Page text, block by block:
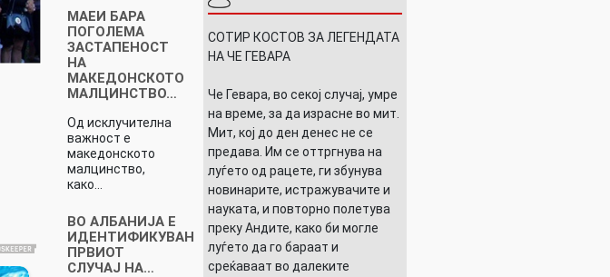
МАЕИ БАРА
ПОГОЛЕМА
ЗАСТАПЕНОСТ
НА
МАКЕДОНСКОТО
МАЛЦИНСТВО…
Од исклучителна
важност е
македонското
малцинство,
како…
ВО АЛБАНИЈА Е
ИДЕНТИФИКУВАН
ПРВИОТ
СЛУЧАЈ НА…
СОТИР КОСТОВ ЗА ЛЕГЕНДАТА
НА ЧЕ ГЕВАРА
Че Гевара, во секој случај, умре
на време, за да израсне во мит.
Мит, кој до ден денес не се
предава. Им се оттргнува на
луѓето од рацете, ги збунува
новинарите, истражувачите и
науката, и повторно полетува
преку Андите, како би могле
луѓето да го бараат и
среќаваат во далеките